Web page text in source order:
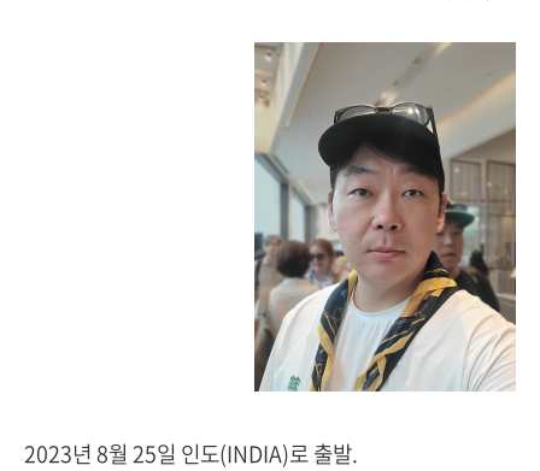
2023년 8월 25일 인도(INDIA)로 출발.